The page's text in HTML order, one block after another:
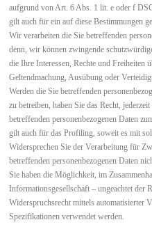
aufgrund von Art. 6 Abs. 1 lit. e oder f
gilt auch für ein auf diese Bestimmungen
Wir verarbeiten die Sie betreffenden
denn, wir können zwingende
die Ihre Interessen, Rechte und Freiheiten
Geltendmachung, Ausübung oder
Werden die Sie betreffenden
zu betreiben, haben Sie das Recht,
betreffenden personenbezogenen Daten
gilt auch für das Profiling, soweit es mit
Widersprechen Sie der Verarbeitung für
betreffenden personenbezogenen Daten
Sie haben die Möglichkeit, im
Informationsgesellschaft – ungeachtet der
Widerspruchsrecht mittels automatisierter
Spezifikationen verwendet werden.